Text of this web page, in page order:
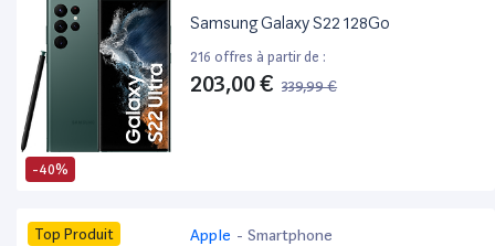
-40%
Samsung Galaxy S22 128Go
216 offres à partir de :
203,00 € 339,99 €
Top Produit Apple - Smartphone